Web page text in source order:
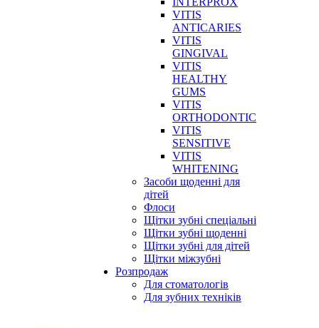
VITIS
ANTICARIES
VITIS
GINGIVAL
VITIS
HEALTHY
GUMS
VITIS
ORTHODONTIC
VITIS
SENSITIVE
VITIS
WHITENING
Засоби щоденні для
дітей
Флоси
Щітки зубні спеціальні
Щітки зубні щоденні
Щітки зубні для дітей
Щітки міжзубні
Розпродаж
Для стоматологів
Для зубних техніків